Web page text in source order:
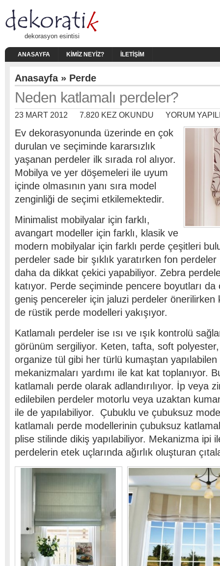
dekorasyon esintisi
ANASAYFA KIMIZ NEYIZ? İLETIŞIM
Anasayfa» Perde
Neden katlamalı perdeler?
23 MART 2012 7.820 KEZ OKUNDU YORUM
Ev dekorasyonunda üzerinde en çok
durulan ve seçiminde kararsızlık
yaşanan perdeler ilk sırada rol alıyor.
Mobilya ve yer döşemeleri ile uyum
içinde olmasının yanı sıra model
zenginliği de seçimi etkilemektedir.
Minimalist mobilyalar için farklı,
avangart modeller için farklı, klasik ve
modern mobilyalar için farklı perde çeşitleri
perdeler sade bir şıklık yaratırken fon perdeler
daha da dikkat çekici yapabiliyor. Zebra
katıyor. Perde seçiminde pencere boyutları
geniş pencereler için jaluzi perdeler önerilirken
de rüstik perde modelleri yakışıyor.
Katlamalı perdeler ise ısı ve ışık kontrolü
görünüm sergiliyor. Keten, tafta, soft
organize tül gibi her türlü kumaştan
mekanizmaları yardımı ile kat kat toplanıyor.
katlamalı perde olarak adlandırılıyor. İp veya
edilebilen perdeler motorlu veya uzaktan
ile de yapılabiliyor. Çubuklu ve çubuksuz
katlamalı perde modellerinin çubuksuz
plise stilinde dikiş yapılabiliyor. Mekanizma ipi
perdelerin etek uçlarında ağırlık oluşturan